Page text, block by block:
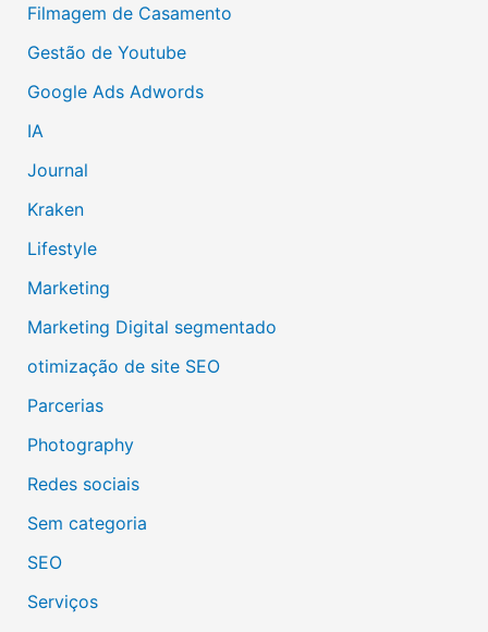
Filmagem de Casamento
Gestão de Youtube
Google Ads Adwords
IA
Journal
Kraken
Lifestyle
Marketing
Marketing Digital segmentado
otimização de site SEO
Parcerias
Photography
Redes sociais
Sem categoria
SEO
Serviços